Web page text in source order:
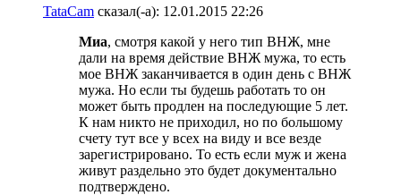
TataCam сказал(-а): 12.01.2015 22:26
Миа, смотря какой у него тип ВНЖ, мне
дали на время действие ВНЖ мужа, то есть
мое ВНЖ заканчивается в один день с ВНЖ
мужа. Но если ты будешь работать то он
может быть продлен на последующие 5 лет.
К нам никто не приходил, но по большому
счету тут все у всех на виду и все везде
зарегистрировано. То есть если муж и жена
живут раздельно это будет документально
подтверждено.